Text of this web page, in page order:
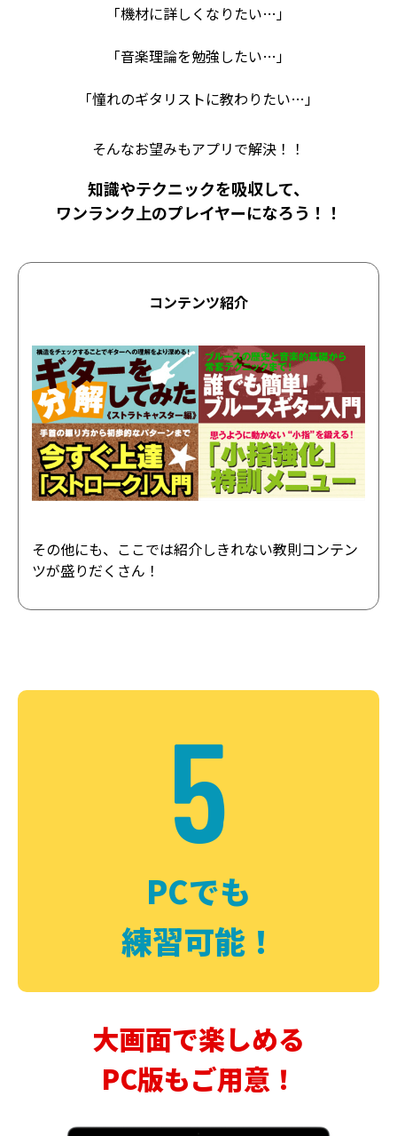
「機材に詳しくなりたい…」
「音楽理論を勉強したい…」
「憧れのギタリストに教わりたい…」
そんなお望みもアプリで解決！！
知識やテクニックを吸収して、
ワンランク上のプレイヤーになろう！！
コンテンツ紹介
その他にも、ここでは紹介しきれない教則コンテン
ツが盛りだくさん！
5
PCでも
練習可能！
大画面で楽しめる
PC版もご用意！